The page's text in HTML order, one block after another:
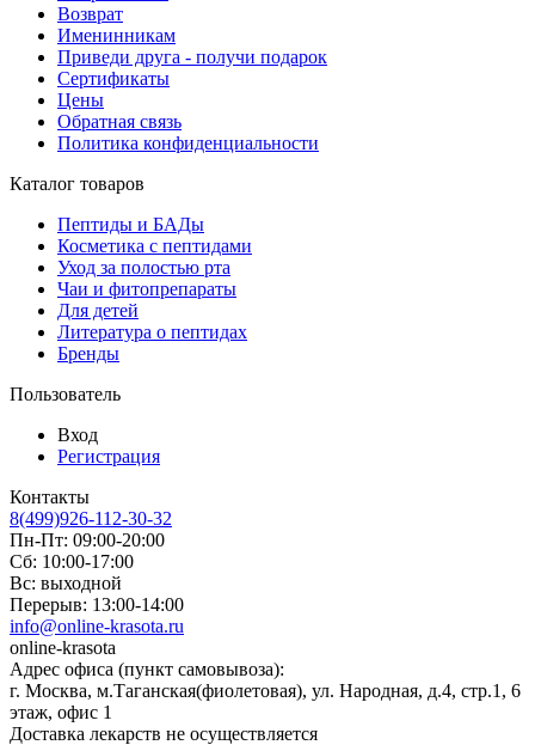
Возврат
Именинникам
Приведи друга - получи подарок
Сертификаты
Цены
Обратная связь
Политика конфиденциальности
Каталог товаров
Пептиды и БАДы
Косметика с пептидами
Уход за полостью рта
Чаи и фитопрепараты
Для детей
Литература о пептидах
Бренды
Пользователь
Вход
Регистрация
Контакты
8(499)926-112-30-32
Пн-Пт: 09:00-20:00
Сб: 10:00-17:00
Вс: выходной
Перерыв: 13:00-14:00
info@online-krasota.ru
online-krasota
Адрес офиса (пункт самовывоза):
г. Москва, м.Таганская(фиолетовая), ул. Народная, д.4, стр.1, 6
этаж, офис 1
Доставка лекарств не осуществляется